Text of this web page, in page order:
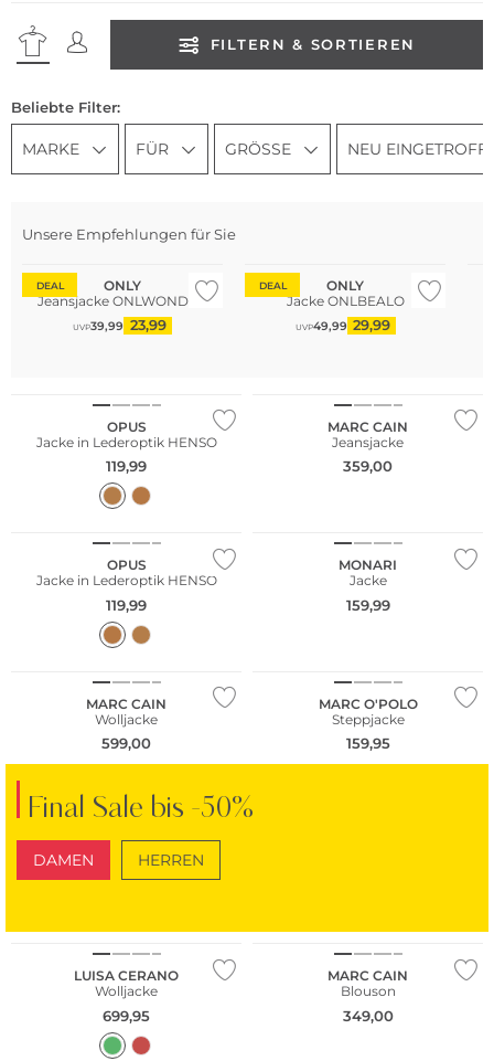
FILTERN & SORTIEREN
Beliebte Filter:
MARKE FÜR GRÖSSE NEU
Unsere Empfehlungen für Sie
DEAL
ONLY
Jeansjacke ONLWONDER
UVP39,99 23,99
DEAL
ONLY
Jacke ONLBEALO
UVP49,99 29,99
OPUS
Jacke in Lederoptik HENSO
119,99
MARC CAIN
Jeansjacke
359,00
OPUS
Jacke in Lederoptik HENSO
119,99
MONARI
Jacke
159,99
MARC CAIN
Wolljacke
599,00
MARC O'POLO
Steppjacke
159,95
Final Sale bis -50%
DAMEN HERREN
LUISA CERANO
Wolljacke
699,95
MARC CAIN
Blouson
349,00